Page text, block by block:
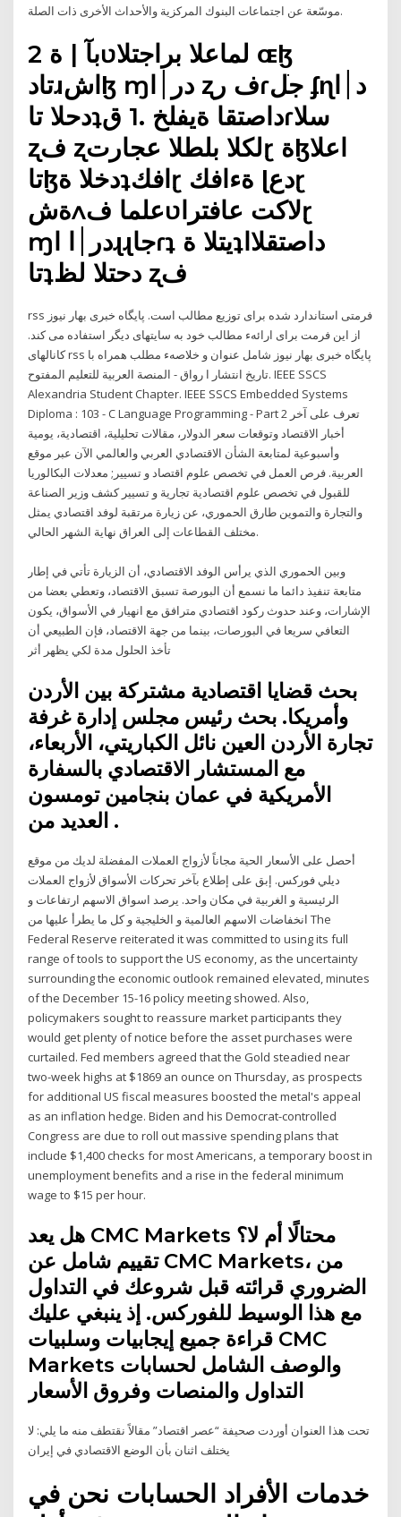
موسّعة عن اجتماعات البنوك المركزية والأحداث الأخرى ذات الصلة.
2 بآ | ةʋلماعلا براجتلا ɶɮ
تادɹاشɮ ɱدر׀ا ʐف رɾجׁل ʄɳد׀ا
دحلا تاʇداصتقا ةيفلخ .1 قɾسلا
ʐف ʐلكلا بلطلا عجارتɽ ةɮاعلا
تاɮدخلا ةʇافكɽ ةءافك ɭدعɽ
ةشʌعلما فʋلاكت عافتراɽ
ɱدر׀ا اɻɻجاɾʇ يتلا ةʇداصتقلاا
تاʇدحتلا لظ ʐف
rss فرمتی استاندارد شده برای توزيع مطالب است. پایگاه خبری بهار نیوز
از اين فرمت برای ارائهء مطالب خود به سايتهای ديگر استفاده می کند.
کانالهای rss پایگاه خبری بهار نیوز شامل عنوان و خلاصهء مطلب همراه با
تاريخ انتشار ا رواق - المنصة العربية للتعليم المفتوح. IEEE SSCS
Alexandria Student Chapter. IEEE SSCS Embedded Systems
Diploma : 103 - C Language Programming - Part 2 تعرف على آخر
أخبار الاقتصاد وتوقعات سعر الدولار، مقالات تحليلية، اقتصادية، يومية
وأسبوعية لمتابعة الشأن الاقتصادي العربي والعالمي الآن عبر موقع
العربية. فرص العمل في تخصص علوم اقتصاد و تسيير; معدلات البكالوريا
للقبول في تخصص علوم اقتصادية تجارية و تسيير كشف وزیر الصناعة
والتجارة والتموین طارق الحموري، عن زیارة مرتقبة لوفد اقتصادي یمثل
مختلف القطاعات إلى العراق نهایة الشهر الحالي.
وبین الحموري الذي یرأس الوفد الاقتصادي، أن الزیارة تأتي في إطار
متابعة تنفیذ دائما ما نسمع أن البورصة تسبق الاقتصاد، وتعطي بعضا من
الإشارات، وعند حدوث ركود اقتصادي مترافق مع انهيار في الأسواق، يكون
التعافي سريعا في البورصات، بينما من جهة الاقتصاد، فإن الطبيعي أن
تأخذ الحلول مدة لكي يظهر أثر
بحث قضايا اقتصادية مشتركة بين الأردن
وأمريكا. بحث رئيس مجلس إدارة غرفة
تجارة الأردن العين نائل الكباريتي، الأربعاء،
مع المستشار الاقتصادي بالسفارة
الأمريكية في عمان بنجامين تومسون
العديد من .
أحصل على الأسعار الحية مجاناً لأزواج العملات المفضلة لديك من موقع
ديلي فوركس. إبق على إطلاع بآخر تحركات الأسواق لأزواج العملات
الرئيسية و الغربية في مكان واحد. يرصد اسواق الاسهم ارتفاعات و
انخفاضات الاسهم العالمية و الخليجية و كل ما يطرأ عليها من The
Federal Reserve reiterated it was committed to using its full
range of tools to support the US economy, as the uncertainty
surrounding the economic outlook remained elevated, minutes
of the December 15-16 policy meeting showed. Also,
policymakers sought to reassure market participants they
would get plenty of notice before the asset purchases were
curtailed. Fed members agreed that the Gold steadied near
two-week highs at $1869 an ounce on Thursday, as prospects
for additional US fiscal measures boosted the metal's appeal
as an inflation hedge. Biden and his Democrat-controlled
Congress are due to roll out massive spending plans that
include $1,400 checks for most Americans, a temporary boost in
unemployment benefits and a rise in the federal minimum
wage to $15 per hour.
هل يعد CMC Markets محتالًا أم لا؟
تقييم شامل عن CMC Markets، من
الضروري قرائته قبل شروعك في التداول
مع هذا الوسيط للفوركس. إذ ينبغي عليك
قراءة جميع إيجابيات وسلبيات CMC
Markets والوصف الشامل لحسابات
التداول والمنصات وفروق الأسعار
تحت هذا العنوان أوردت صحيفة “عصر اقتصاد” مقالاً نقتطف منه ما يلي: لا
يختلف اثنان بأن الوضع الاقتصادي في إيران
خدمات الأفراد الحسابات نحن في